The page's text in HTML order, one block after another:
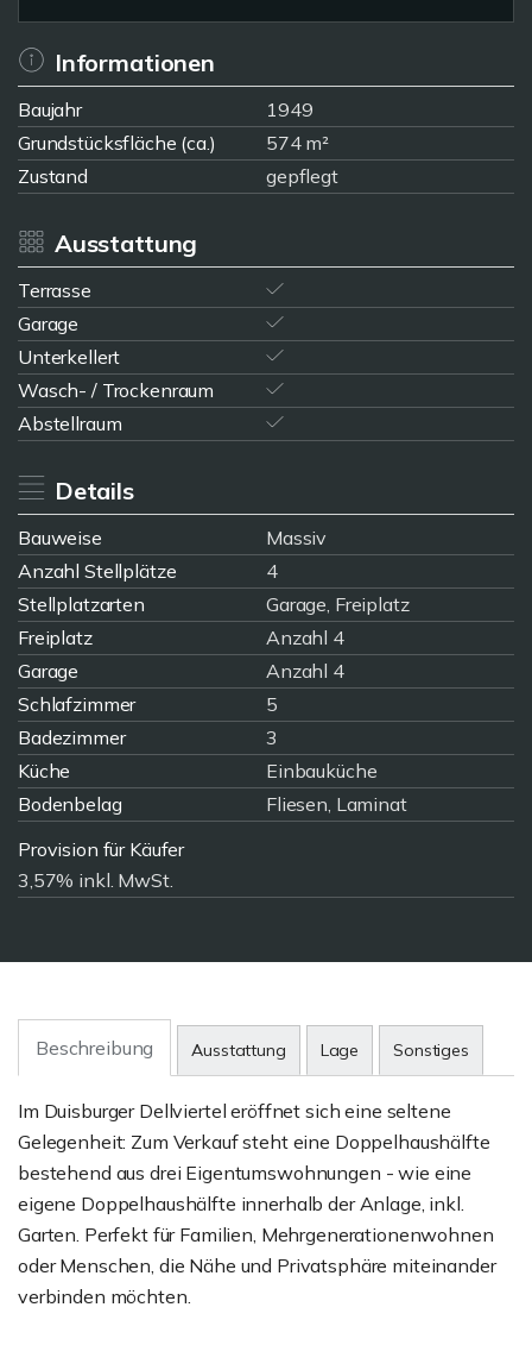
Informationen
Baujahr
1949
Grundstücksfläche (ca.)
574 m²
Zustand
gepflegt
Ausstattung
Terrasse
Garage
Unterkellert
Wasch- / Trockenraum
Abstellraum
Details
Bauweise
Massiv
Anzahl Stellplätze
4
Stellplatzarten
Garage, Freiplatz
Freiplatz
Anzahl 4
Garage
Anzahl 4
Schlafzimmer
5
Badezimmer
3
Küche
Einbauküche
Bodenbelag
Fliesen, Laminat
Provision für Käufer
3,57% inkl. MwSt.
Beschreibung Ausstattung Lage Sonstiges
Im Duisburger Dellviertel eröffnet sich eine seltene
Gelegenheit: Zum Verkauf steht eine Doppelhaushälfte
bestehend aus drei Eigentumswohnungen - wie eine
eigene Doppelhaushälfte innerhalb der Anlage, inkl.
Garten. Perfekt für Familien, Mehrgenerationenwohnen
oder Menschen, die Nähe und Privatsphäre miteinander
verbinden möchten.